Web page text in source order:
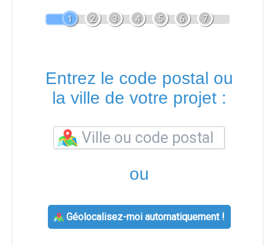
1 2 3 4 5 6 7
Entrez le code postal ou
la ville de votre projet :
ou
Géolocalisez-moi automatiquement !